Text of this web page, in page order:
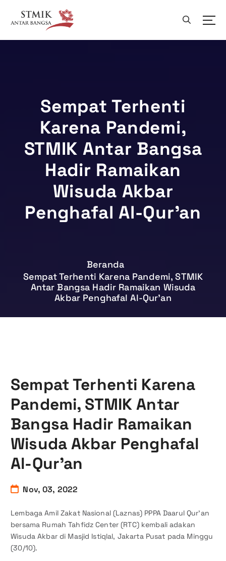
a
Sempat Terhenti
Karena Pandemi,
STMIK Antar Bangsa
Hadir Ramaikan
Wisuda Akbar
Penghafal Al-Qur’an
Beranda
Sempat Terhenti Karena Pandemi, STMIK
Antar Bangsa Hadir Ramaikan Wisuda
Akbar Penghafal Al-Qur’an
Sempat Terhenti Karena
Pandemi, STMIK Antar
Bangsa Hadir Ramaikan
Wisuda Akbar Penghafal
Al-Qur’an
Nov, 03, 2022
Lembaga Amil Zakat Nasional (Laznas) PPPA Daarul Qur’an
bersama Rumah Tahfidz Center (RTC) kembali adakan
Wisuda Akbar di Masjid Istiqlal, Jakarta Pusat pada Minggu
(30/10).